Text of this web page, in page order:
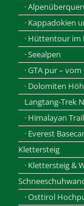
·
· Kappadokien
· Hüttentour
· Seealpen
· GTA pur –
· Dolomiten
Langtang-Trek
· Himalayan
· Everest
Klettersteig
· Klettersteig &
· Osttirol